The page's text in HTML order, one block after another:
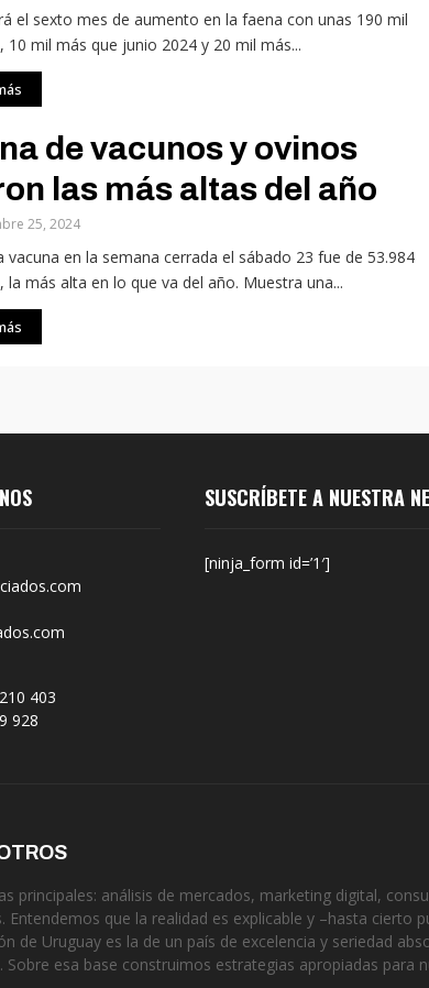
el sexto mes de aumento en la faena con unas 190 mil
10 mil más que junio 2024 y 20 mil más...
de vacunos y ovinos
las más altas del año
25, 2024
vacuna en la semana cerrada el sábado 23 fue de 53.984
la más alta en lo que va del año. Muestra una...
403
928
SUSCRÍBETE A NUESTRA
[ninja_form id=’1′]
principales: análisis de mercados, marketing digital,
Entendemos que la realidad es explicable y –hasta cierto
de Uruguay es la de un país de excelencia y seriedad
esa base construimos estrategias apropiadas para